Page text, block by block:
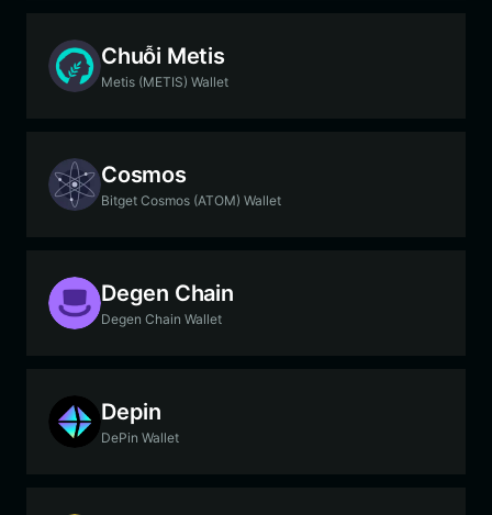
Chuỗi Metis
Metis (METIS) Wallet
Cosmos
Bitget Cosmos (ATOM) Wallet
Degen Chain
Degen Chain Wallet
Depin
DePin Wallet